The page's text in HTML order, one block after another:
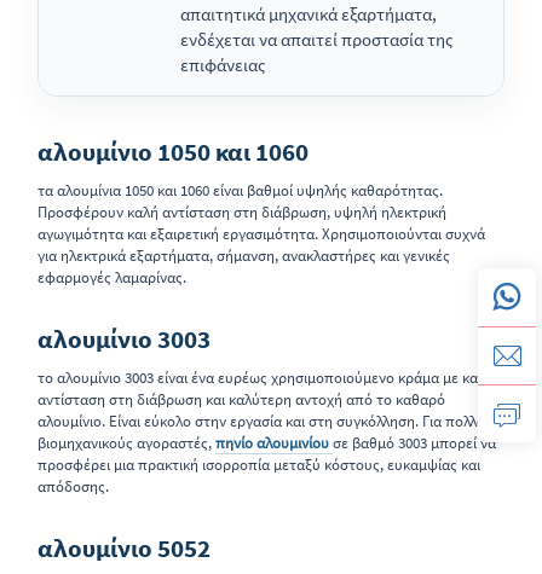
απαιτητικά μηχανικά εξαρτήματα,
ενδέχεται να απαιτεί προστασία της
επιφάνειας
αλουμίνιο 1050 και 1060
τα αλουμίνια 1050 και 1060 είναι βαθμοί υψηλής καθαρότητας.
Προσφέρουν καλή αντίσταση στη διάβρωση, υψηλή ηλεκτρική
αγωγιμότητα και εξαιρετική εργασιμότητα. Χρησιμοποιούνται συχνά
για ηλεκτρικά εξαρτήματα, σήμανση, ανακλαστήρες και γενικές
εφαρμογές λαμαρίνας.
αλουμίνιο 3003
το αλουμίνιο 3003 είναι ένα ευρέως χρησιμοποιούμενο κράμα με καλή
αντίσταση στη διάβρωση και καλύτερη αντοχή από το καθαρό
αλουμίνιο. Είναι εύκολο στην εργασία και στη συγκόλληση. Για πολλούς
βιομηχανικούς αγοραστές,πηνίο αλουμινίουσε βαθμό 3003 μπορεί να
προσφέρει μια πρακτική ισορροπία μεταξύ κόστους, ευκαμψίας και
απόδοσης.
αλουμίνιο 5052